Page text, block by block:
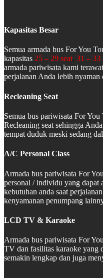
Kapasitas Besar
Semua armada bus For You
kapasitas 25 – 29 seat, 31 – 33
armada pariwisata kami
perjalanan Anda lebih nyaman
Recleaning Seat
Semua bus pariwisata For
Recleaning seat sehingga
tempat duduk meski sedang
A/C Personal Class
Armada bus pariwisata For
personal / individu yang dapat
kebutuhan anda saat
kenyamanan penumpang
LCD TV & Karaoke
Armada bus pariwisata For
TV dan fasilitas karaoke yang
semakin lengkap dan juga